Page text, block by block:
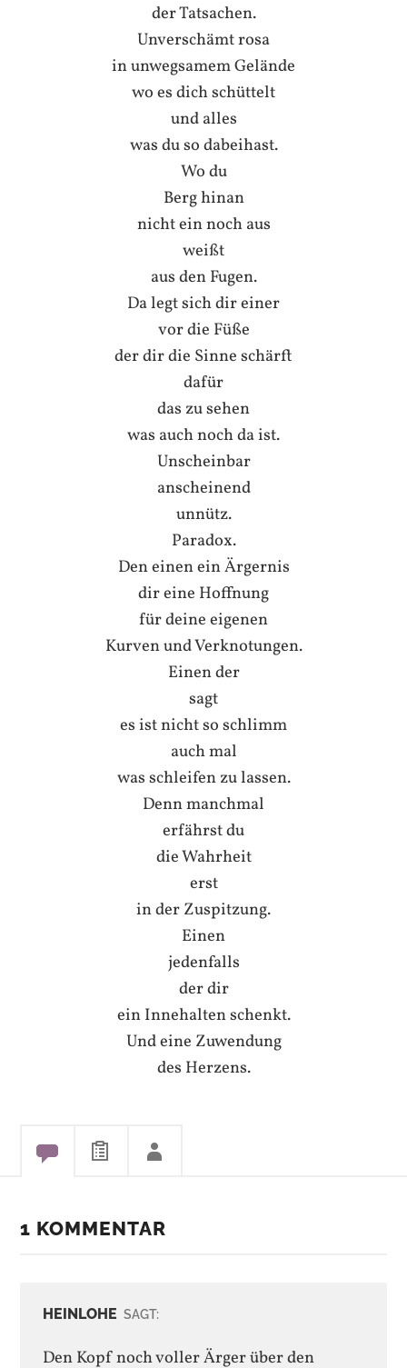
der Tatsachen.
Unverschämt rosa
in unwegsamem Gelände
wo es dich schüttelt
und alles
was du so dabeihast.
Wo du
Berg hinan
nicht ein noch aus
weißt
aus den Fugen.
Da legt sich dir einer
vor die Füße
der dir die Sinne schärft
dafür
das zu sehen
was auch noch da ist.
Unscheinbar
anscheinend
unnütz.
Paradox.
Den einen ein Ärgernis
dir eine Hoffnung
für deine eigenen
Kurven und Verknotungen.
Einen der
sagt
es ist nicht so schlimm
auch mal
was schleifen zu lassen.
Denn manchmal
erfährst du
die Wahrheit
erst
in der Zuspitzung.
Einen
jedenfalls
der dir
ein Innehalten schenkt.
Und eine Zuwendung
des Herzens.
1 KOMMENTAR
HEINLOHE SAGT:
Den Kopf noch voller Ärger über den